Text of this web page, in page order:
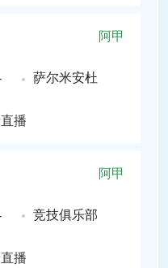
阿甲
萨尔米安杜
播
阿甲
竞技俱乐部
播